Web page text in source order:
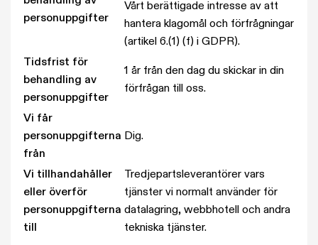
personuppgifter
Vårt berättigade intresse av att
hantera klagomål och förfrågningar
(artikel 6.(1) (f) i GDPR).
Tidsfrist för
behandling av
personuppgifter
1 år från den dag du skickar in din
förfrågan till oss.
Vi får
personuppgifterna
från
Dig.
Vi tillhandahåller
eller överför
personuppgifterna
till
Tredjepartsleverantörer vars
tjänster vi normalt använder för
datalagring, webbhotell och andra
tekniska tjänster.